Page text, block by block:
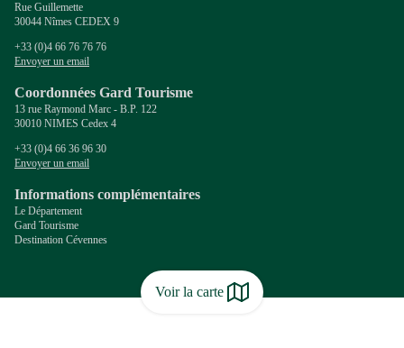
Voir la carte
Rue Guillemette
30044 Nîmes CEDEX 9
+33 (0)4 66 76 76 76
Envoyer un email
Coordonnées Gard Tourisme
13 rue Raymond Marc - B.P. 122
30010 NIMES Cedex 4
+33 (0)4 66 36 96 30
Envoyer un email
Informations complémentaires
Le Département
Gard Tourisme
Destination Cévennes